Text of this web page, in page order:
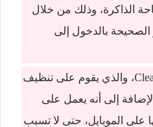
الذاكرة، وذلك من خلال
بالدخول إلى
كما يوجد تطبيق Clean Master، والذي يقوم على تنظيف
إلى أنه يعمل على
الموبايل، حتى لا تسبب